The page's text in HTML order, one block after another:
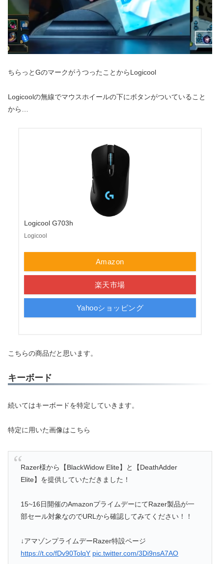
ちらっとGのマークがうつったことからLogicool
Logicoolの無線でマウスホイールの下にボタンがついていること
から…
Logicool G703h
Logicool
Amazon
楽天市場
Yahooショッピング
こちらの商品だと思います。
キーボード
続いてはキーボードを特定していきます。
特定に用いた画像はこちら
Razer様から【BlackWidow Elite】と【DeathAdder
Elite】を提供していただきました！
15~16日開催のAmazonプライムデーにてRazer製品が一
部セール対象なのでURLから確認してみてください！！
↓アマゾンプライムデーRazer特設ページ
https://t.co/fDv90TolqY pic.twitter.com/3Di9nsA7AO